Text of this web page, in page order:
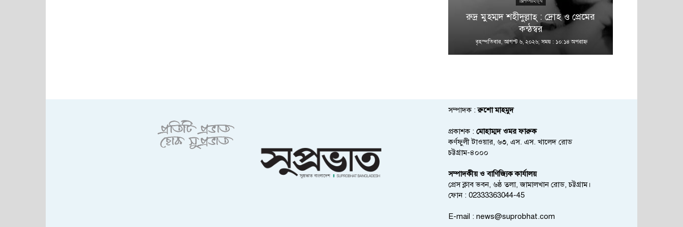
রুদ্র মুহম্মদ শহীদুল্লাহ্ : দ্রোহ ও প্রেমের
কন্ঠস্বর
বৃহস্পতিবার, আগস্ট ৬, ২০২৬; সময় : ১০:১৪ অপরাহ্ণ
সম্পাদক :রুশো মাহমুদ
প্রকাশক : মোহাম্মদ ওমর ফারুক
কর্ণফুলী টাওয়ার, ৬৩, এস. এস. খালেদ রোড
চট্টগ্রাম-৪০০০
সম্পাদকীয় ও বাণিজ্যিক কার্যালয়
প্রেস ক্লাব ভবন, ৬ষ্ঠ তলা, জামালখান রোড, চট্টগ্রাম।
ফোন : 02333363044-45
E-mail : news@suprobhat.com